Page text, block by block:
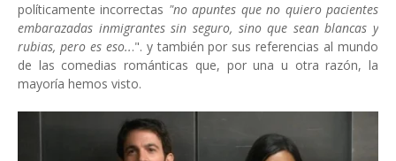
políticamente incorrectas "no apuntes que no quiero pacientes
embarazadas inmigrantes sin seguro, sino que sean blancas y
rubias, pero es eso...". y también por sus referencias al mundo
de las comedias románticas que, por una u otra razón, la
mayoría hemos visto.